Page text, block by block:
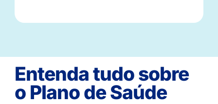
Entenda tudo sobre
o Plano de Saúde